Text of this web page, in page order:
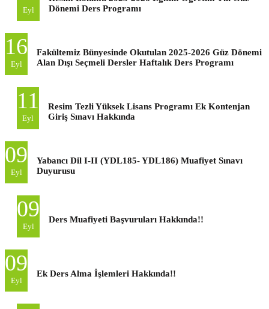
Eyl
Dönemi Ders Programı
16
Eyl
Fakültemiz Bünyesinde Okutulan 2025-2026 Güz Dönemi
Alan Dışı Seçmeli Dersler Haftalık Ders Programı
11
Eyl
Resim Tezli Yüksek Lisans Programı Ek Kontenjan
Giriş Sınavı Hakkında
09
Eyl
Yabancı Dil I-II (YDL185- YDL186) Muafiyet Sınavı
Duyurusu
09
Eyl
Ders Muafiyeti Başvuruları Hakkında!!
09
Eyl
Ek Ders Alma İşlemleri Hakkında!!